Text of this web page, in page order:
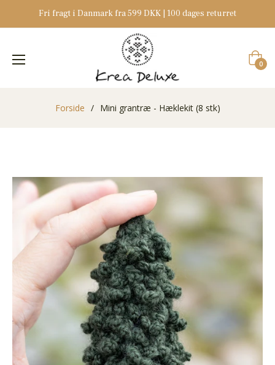
Fri fragt i Danmark fra 599 DKK | 100 dages returret
0
Forside / Mini grantræ - Hæklekit (8 stk)